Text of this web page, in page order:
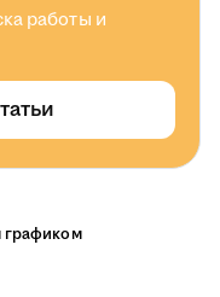
работы и
графиком